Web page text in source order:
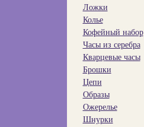
Ложки
Колье
Кофейный набор
Часы из серебра
Кварцевые часы
Брошки
Цепи
Образы
Ожерелье
Шнурки